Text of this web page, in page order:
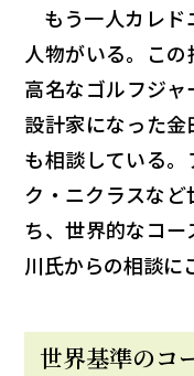
もう一人カレ
人物がいる。こ
高名なゴルフジ
設計家になった
も相談している
ク・ニクラスな
ち、世界的なコ
川氏からの相談に
世界基準のコ